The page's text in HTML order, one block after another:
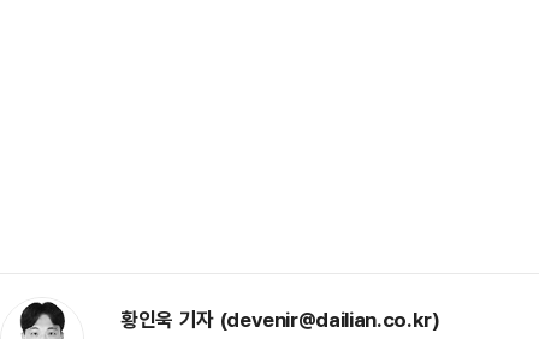
황인욱 기자 (devenir@dailian.co.kr)